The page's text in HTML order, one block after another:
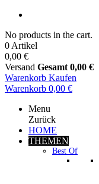
No products in the cart.
0 Artikel
0,00 €
Versand Gesamt 0,00 €
Warenkorb Kaufen
Warenkorb 0,00 €
Menu
Zurück
HOME
THEMEN
Best Of